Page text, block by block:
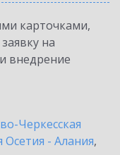
карточками,
на
внедрение
Черкесская
Осетия - Алания,